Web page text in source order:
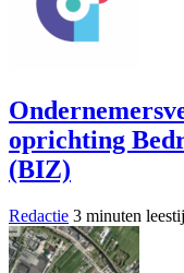
oprichting
(BIZ)
Redactie 3 minuten